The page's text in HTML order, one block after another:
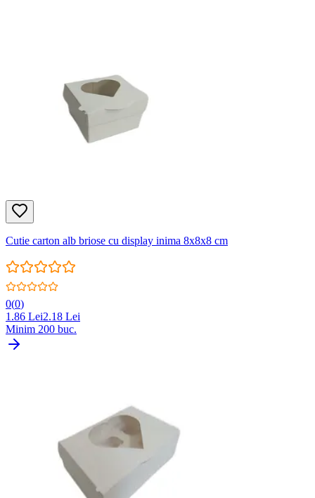
Cutie carton alb briose cu display inima 8x8x8 cm
0(0)
1.86 Lei2.18 Lei
Minim 200 buc.